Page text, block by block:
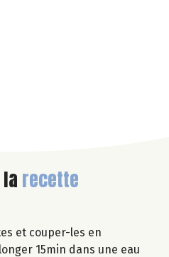
recette
et couper-les en
15min dans une eau